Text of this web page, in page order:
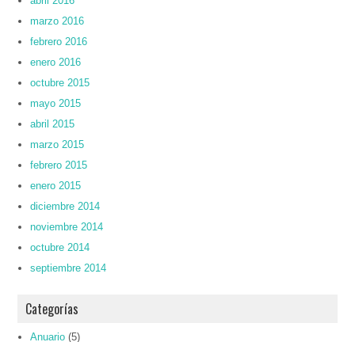
marzo 2016
febrero 2016
enero 2016
octubre 2015
mayo 2015
abril 2015
marzo 2015
febrero 2015
enero 2015
diciembre 2014
noviembre 2014
octubre 2014
septiembre 2014
Categorías
Anuario (5)